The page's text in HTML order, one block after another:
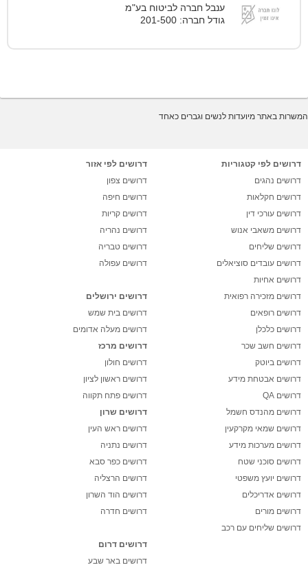
ענבל חברה לביטוח בע"מ
גודל חברה: 201-500
המשרות באתר מיועדות לנשים וגברים כאחד
דרושים לפי קטגוריות
דרושים נהגים
דרושים חקלאות
דרושים עורכי דין
דרושים משאבי אנוש
דרושים שליחים
דרושים עובדים סוציאלים
דרושים אחיות
דרושים מזכירה רפואית
דרושים רופאים
דרושים כלכלן
דרושים חשב שכר
דרושים ביוטק
דרושים אבטחת מידע
דרושים QA
דרושים מהנדס חשמל
דרושים שמאי מקרקעין
דרושים מערכות מידע
דרושים סוכני שטח
דרושים יועץ משפטי
דרושים אדריכלים
דרושים מורים
דרושים שליחים עם רכב
דרושים לפי אזור
דרושים צפון
דרושים חיפה
דרושים קריות
דרושים נהריה
דרושים טבריה
דרושים עפולה
דרושים ירושלים
דרושים בית שמש
דרושים מעלה אדומים
דרושים מרכז
דרושים חולון
דרושים ראשון לציון
דרושים פתח תקווה
דרושים שרון
דרושים ראש העין
דרושים נתניה
דרושים כפר סבא
דרושים הרצליה
דרושים הוד השרון
דרושים חדרה
דרושים דרום
דרושים באר שבע